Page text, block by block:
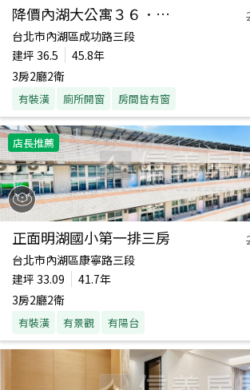
降價內湖大公寓３６．５坪
台北市內湖區成功路三段
建坪 36.5
45.8年
3房2廳2衛
有裝潢 廁所開窗 房間皆有窗
店長推薦
正面明湖國小第一排三房
台北市內湖區康寧路三段
建坪 33.09
41.7年
3房2廳2衛
有裝潢 有景觀 有陽台